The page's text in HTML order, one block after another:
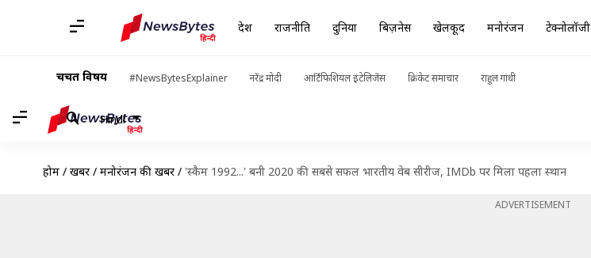
देश राजनीति दुनिया बिज़नेस खेलकूद मनोरंजन टेक्नोलॉजी
चर्चित विषय #NewsBytesExplainer नरेंद्र मोदी आर्टिफिशियल इंटेलिजेंस क्रिकेट समाचार राहुल गांधी
Hindi
होम / खबरें / मनोरंजन की खबरें / 'स्कैम 1992...' बनी 2020 की सबसे सफल भारतीय वेब सीरीज, IMDb पर मिला पहला स्थान
ADVERTISEMENT